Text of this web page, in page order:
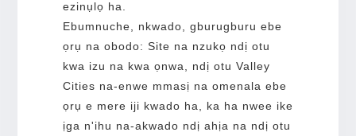
ezinụlọ ha.
Ebumnuche, nkwado, gburugburu ebe
ọrụ na obodo: Site na nzukọ ndị otu
kwa izu na kwa ọnwa, ndị otu Valley
Cities na-enwe mmasị na omenala ebe
ọrụ e mere iji kwado ha, ka ha nwee ike
ịga n'ihu na-akwado ndị ahịa na ndị otu